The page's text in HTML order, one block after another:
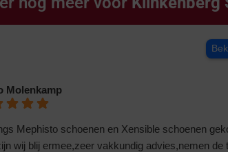
Molenkamp
Mephisto schoenen en Xensible schoenen
wij blij ermee,zeer vakkundig advies,nemen de